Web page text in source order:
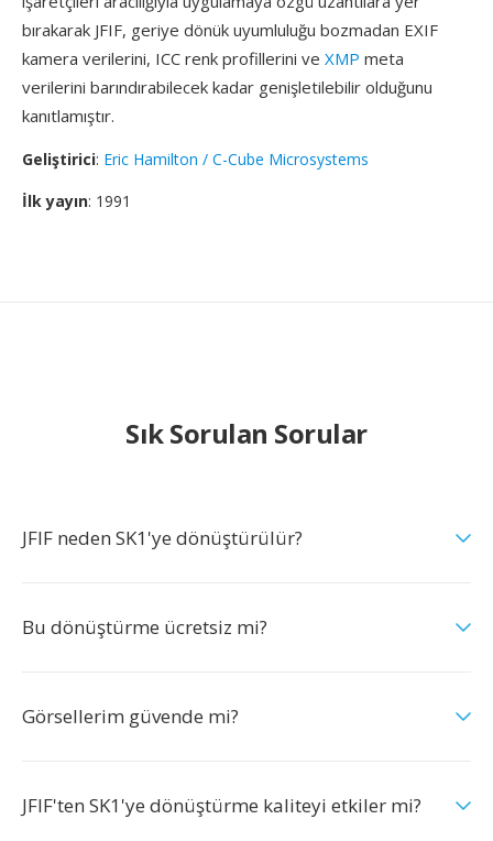
bırakarak JFIF, geriye dönük uyumluluğu bozmadan EXIF
kamera verilerini, ICC renk profillerini ve XMP meta
verilerini barındırabilecek kadar genişletilebilir olduğunu
kanıtlamıştır.
Geliştirici: Eric Hamilton / C-Cube Microsystems
İlk yayın: 1991
Sık Sorulan Sorular
JFIF neden SK1'ye dönüştürülür?
Bu dönüştürme ücretsiz mi?
Görsellerim güvende mi?
JFIF'ten SK1'ye dönüştürme kaliteyi etkiler mi?